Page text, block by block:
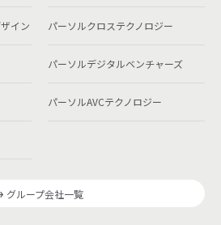
イン パーソルクロステクノロジー
パーソルデジタルベンチャーズ
パーソルAVCテクノロジー
グループ会社一覧